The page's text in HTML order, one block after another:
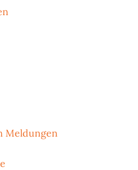
Meldungen